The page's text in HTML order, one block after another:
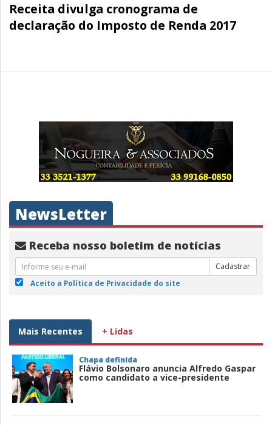
Receita divulga cronograma de
declaração do Imposto de Renda 2017
NewsLetter
Receba nosso boletim de notícias
Cadastrar
Aceito a Política de Privacidade do site
Mais Recentes + Lidas
Chapa definida
Flávio Bolsonaro anuncia Alfredo Gaspar
como candidato a vice-presidente